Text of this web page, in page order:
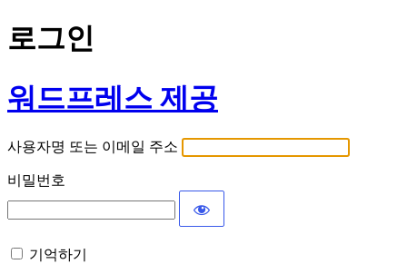
로그인
워드프레스 제공
사용자명 또는 이메일 주소
비밀번호
기억하기